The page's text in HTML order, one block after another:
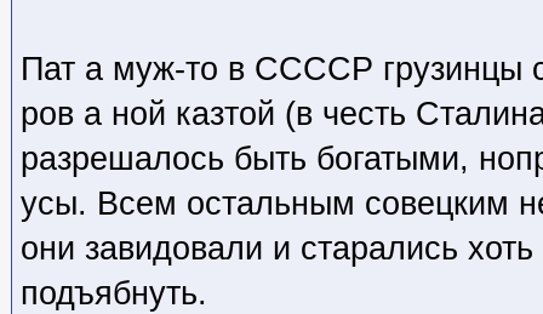
Пат а муж-то в ССССР грузинцы
ров а ной казтой (в честь
разрешалось быть богатыми,
усы. Всем остальным совецким
они завидовали и старались хоть
подъябнуть.